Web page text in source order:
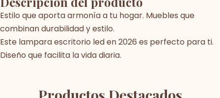
Estilo que aporta armonía a tu hogar. Muebles que
combinan durabilidad y estilo.
Este lampara escritorio led en 2026 es perfecto para ti.
Diseño que facilita la vida diaria.